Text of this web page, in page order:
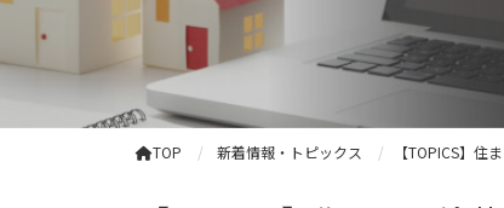
TOP 新着情報・トピックス 【TOPICS】